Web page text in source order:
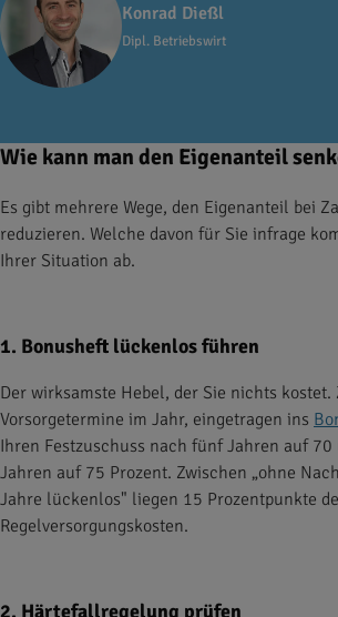
Konrad Dießl
Dipl. Betriebswirt
Wie kann man den Eigenanteil
Es gibt mehrere Wege, den Eigenanteil bei
reduzieren. Welche davon für Sie infrage
Ihrer Situation ab.
1. Bonusheft lückenlos führen
Der wirksamste Hebel, der Sie nichts kostet.
Vorsorgetermine im Jahr, eingetragen ins
Ihren Festzuschuss nach fünf Jahren auf 70
Jahren auf 75 Prozent. Zwischen „ohne
Jahre lückenlos" liegen 15 Prozentpunkte
Regelversorgungskosten.
2. Härtefallregelung prüfen